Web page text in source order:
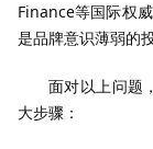
Finance等国际权
是品牌意识薄弱的投
面对以上问题
大步骤：